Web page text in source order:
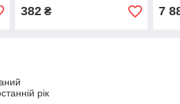
382₴ 7
рік